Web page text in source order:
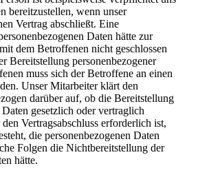
bereitzustellen, wenn unser
Vertrag abschließt. Eine
Daten hätte zur
dem Betroffenen nicht geschlossen
Bereitstellung personenbezogener
muss sich der Betroffene an einen
Unser Mitarbeiter klärt den
darüber auf, ob die Bereitstellung
gesetzlich oder vertraglich
Vertragsabschluss erforderlich ist,
die personenbezogenen Daten
Folgen die Nichtbereitstellung der
hätte.